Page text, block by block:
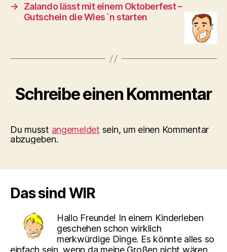
→
Zalando lässt mit einem Oktoberfest –
Gutschein die Wies`n starten
Schreibe einen Kommentar
Du musst angemeldet sein, um einen Kommentar
abzugeben.
Das sind WIR
Hallo Freunde! In einem Kinderleben
geschehen schon wirklich
merkwürdige Dinge. Es könnte alles so
einfach sein, wenn da meine Großen nicht wären.